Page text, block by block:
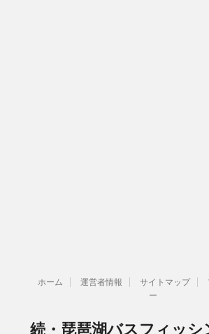
ホーム 運営者情報 サイトマップ
ー
続・琵琶湖バスフィッ